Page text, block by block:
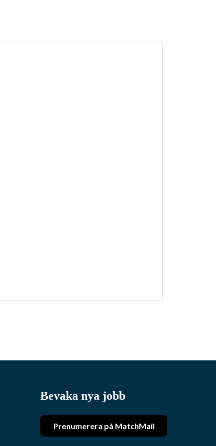
Bevaka nya jobb
Prenumerera på MatchMail